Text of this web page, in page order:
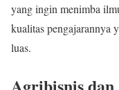
yang ingin menimba
kualitas pengajarannya
luas.